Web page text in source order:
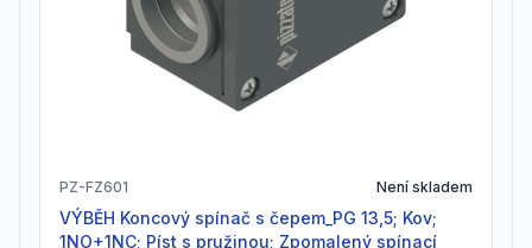
PZ-FZ601 Není skladem
VÝBĚH Koncový spínač s čepem_PG 13,5; Kov;
1NO+1NC; Píst s pružinou; Zpomalený spínací